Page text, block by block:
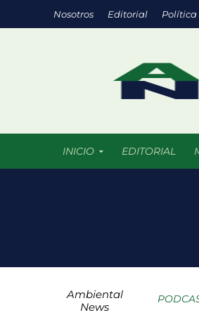
Nosotros Editorial
INICIO EDITORIAL
Ambiental
News